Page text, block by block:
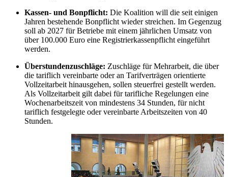
Kassen- und Bonpflicht: Die Koalition will die seit einigen
Jahren bestehende Bonpflicht wieder streichen. Im Gegenzug
soll ab 2027 für Betriebe mit einem jährlichen Umsatz von
über 100.000 Euro eine Registrierkassenpflicht eingeführt
werden.
Überstundenzuschläge: Zuschläge für Mehrarbeit, die über
die tariflich vereinbarte oder an Tarifverträgen orientierte
Vollzeitarbeit hinausgehen, sollen steuerfrei gestellt werden.
Als Vollzeitarbeit gilt dabei für tarifliche Regelungen eine
Wochenarbeitszeit von mindestens 34 Stunden, für nicht
tariflich festgelegte oder vereinbarte Arbeitszeiten von 40
Stunden.